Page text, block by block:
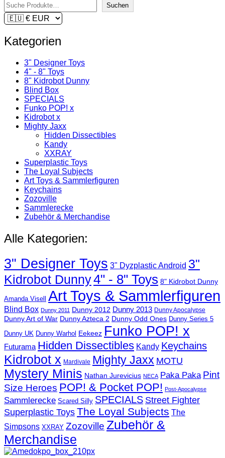
Suchen
Kategorien
3" Designer Toys
4" - 8" Toys
8" Kidrobot Dunny
Blind Box
SPECIALS
Funko POP! x
Kidrobot x
Mighty Jaxx
Hidden Dissectibles
Kandy
XXRAY
Superplastic Toys
The Loyal Subjects
Art Toys & Sammlerfiguren
Keychains
Zozoville
Sammlerecke
Zubehör & Merchandise
Alle Kategorien:
3" Designer Toys 3" Dyzplastic Android 3"
Kidrobot Dunny4" - 8" Toys 8" Kidrobot Dunny
Amanda Visell Art Toys & Sammlerfiguren
Blind Box Dunny 2011 Dunny 2012 Dunny 2013 Dunny Apocalypse
Dunny Art of War Dunny Azteca 2 Dunny Odd Ones Dunny Series 5
Dunny UK Dunny Warhol Eekeez Funko POP! x
Futurama Hidden Dissectibles Kandy Keychains
Kidrobot x Mardivale Mighty Jaxx MOTU
Mystery Minis Nathan Jurevicius NECA Paka Paka Pint
Size Heroes POP! & Pocket POP! Post-Apocalypse
Sammlerecke Scared Silly SPECIALS Street Fighter
Superplastic ToysThe Loyal Subjects The
Simpsons XXRAY Zozoville Zubehör &
Merchandise